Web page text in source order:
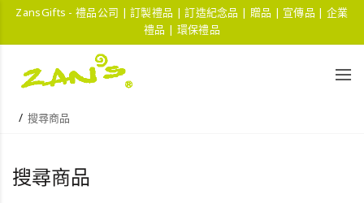
ZansGifts - 禮品公司 | 訂製禮品 | 訂造紀念品 | 贈品 | 宣傳品 | 企業
禮品 | 環保禮品
搜尋商品
搜尋商品